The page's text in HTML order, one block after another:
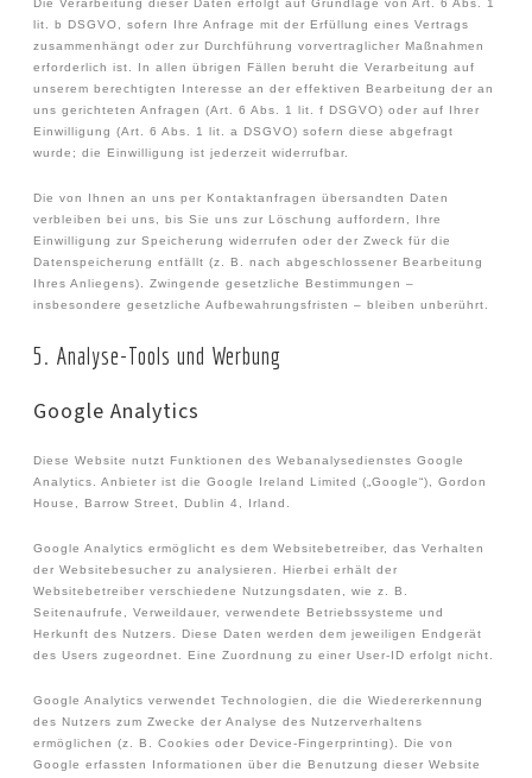
Die Verarbeitung dieser Daten erfolgt auf Grundlage von Art. 6 Abs. 1
lit. b DSGVO, sofern Ihre Anfrage mit der Erfüllung eines Vertrags
zusammenhängt oder zur Durchführung vorvertraglicher Maßnahmen
erforderlich ist. In allen übrigen Fällen beruht die Verarbeitung auf
unserem berechtigten Interesse an der effektiven Bearbeitung der an
uns gerichteten Anfragen (Art. 6 Abs. 1 lit. f DSGVO) oder auf Ihrer
Einwilligung (Art. 6 Abs. 1 lit. a DSGVO) sofern diese abgefragt
wurde; die Einwilligung ist jederzeit widerrufbar.
Die von Ihnen an uns per Kontaktanfragen übersandten Daten
verbleiben bei uns, bis Sie uns zur Löschung auffordern, Ihre
Einwilligung zur Speicherung widerrufen oder der Zweck für die
Datenspeicherung entfällt (z. B. nach abgeschlossener Bearbeitung
Ihres Anliegens). Zwingende gesetzliche Bestimmungen –
insbesondere gesetzliche Aufbewahrungsfristen – bleiben unberührt.
5. Analyse-Tools und Werbung
Google Analytics
Diese Website nutzt Funktionen des Webanalysedienstes Google
Analytics. Anbieter ist die Google Ireland Limited („Google“), Gordon
House, Barrow Street, Dublin 4, Irland.
Google Analytics ermöglicht es dem Websitebetreiber, das Verhalten
der Websitebesucher zu analysieren. Hierbei erhält der
Websitebetreiber verschiedene Nutzungsdaten, wie z. B.
Seitenaufrufe, Verweildauer, verwendete Betriebssysteme und
Herkunft des Nutzers. Diese Daten werden dem jeweiligen Endgerät
des Users zugeordnet. Eine Zuordnung zu einer User-ID erfolgt nicht.
Google Analytics verwendet Technologien, die die Wiedererkennung
des Nutzers zum Zwecke der Analyse des Nutzerverhaltens
ermöglichen (z. B. Cookies oder Device-Fingerprinting). Die von
Google erfassten Informationen über die Benutzung dieser Website